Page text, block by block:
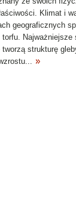
Klimat i
geograficznych
Najważniejsze
strukturę